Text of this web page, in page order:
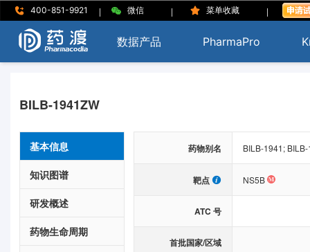
400-851-9921 | 微信 | 菜单收藏 |
数据产品 PharmaPro
BILB-1941ZW
基本信息
知识图谱
研发概述
药物生命周期
药物别名 BILB-1941;
靶点 NS5B
ATC 号
首批国家/区域